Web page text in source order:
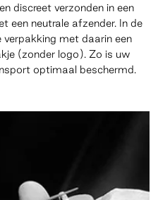
discreet verzonden in een
een neutrale afzender. In de
met daarin een
(zonder logo). Zo is uw
optimaal beschermd.